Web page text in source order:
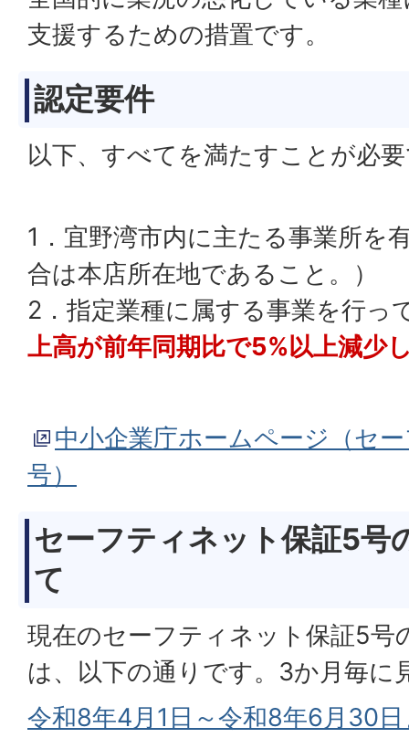
支援するための措置です。
認定要件
以下、すべてを満たすことが必
1．宜野湾市内に主たる事業所を
合は本店所在地であること。）
2．指定業種に属する事業を行っ
上高が前年同期比で5%以上減少
中小企業庁ホームページ（セ
号）
セーフティネット保証5号
て
現在のセーフティネット保証5号
は、以下の通りです。3か月毎に
令和8年4月1日～令和8年6月30